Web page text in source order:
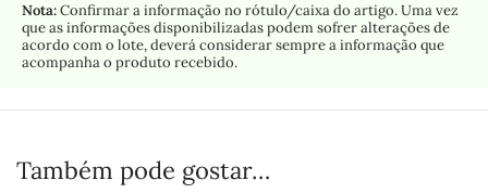
Nota:Confirmar a informação no rótulo/caixa do artigo. Uma vez
que as informações disponibilizadas podem sofrer alterações de
acordo com o lote, deverá considerar sempre a informação que
acompanha o produto recebido.
Também pode gostar…